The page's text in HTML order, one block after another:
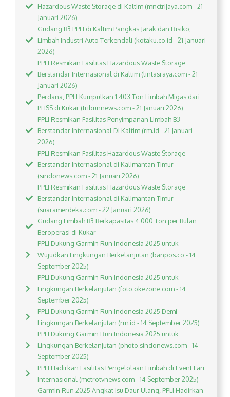
Hazardous Waste Storage di Kaltim (mnctrijaya.com - 21
Januari 2026)
Gudang B3 PPLI di Kaltim Pangkas Jarak dan Risiko,
Limbah Industri Auto Terkendali (kotaku.co.id - 21 Januari
2026)
PPLI Resmikan Fasilitas Hazardous Waste Storage
Berstandar Internasional di Kaltim (lintasraya.com - 21
Januari 2026)
Perdana, PPLI Kumpulkan 1.403 Ton Limbah Migas dari
PHSS di Kukar (tribunnews.com - 21 Januari 2026)
PPLI Resmikan Fasilitas Penyimpanan Limbah B3
Berstandar Internasional Di Kaltim (rm.id - 21 Januari
2026)
PPLI Resmikan Fasilitas Hazardous Waste Storage
Berstandar Internasional di Kalimantan Timur
(sindonews.com - 21 Januari 2026)
PPLI Resmikan Fasilitas Hazardous Waste Storage
Berstandar Internasional di Kalimantan Timur
(suaramerdeka.com - 22 Januari 2026)
Gudang Limbah B3 Berkapasitas 4.000 Ton per Bulan
Beroperasi di Kukar
PPLI Dukung Garmin Run Indonesia 2025 untuk
Wujudkan Lingkungan Berkelanjutan (banpos.co - 14
September 2025)
PPLI Dukung Garmin Run Indonesia 2025 untuk
Lingkungan Berkelanjutan (foto.okezone.com - 14
September 2025)
PPLI Dukung Garmin Run Indonesia 2025 Demi
Lingkungan Berkelanjutan (rm.id - 14 September 2025)
PPLI Dukung Garmin Run Indonesia 2025 untuk
Lingkungan Berkelanjutan (photo.sindonews.com - 14
September 2025)
PPLI Hadirkan Fasilitas Pengelolaan Limbah di Event Lari
Internasional (metrotvnews.com - 14 September 2025)
Garmin Run 2025 Angkat Isu Daur Ulang, PPLI Hadirkan